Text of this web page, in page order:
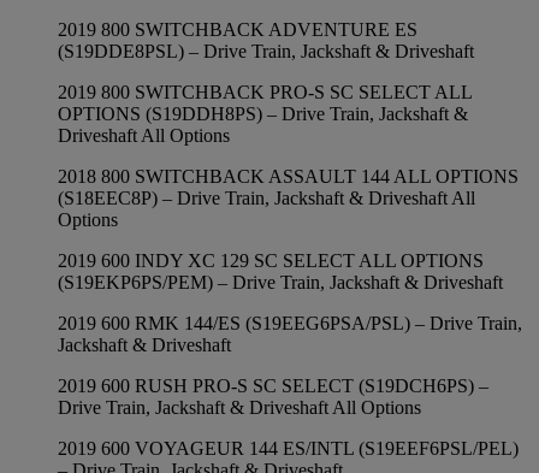
2019 800 SWITCHBACK ADVENTURE ES
(S19DDE8PSL) – Drive Train, Jackshaft & Driveshaft
2019 800 SWITCHBACK PRO-S SC SELECT ALL
OPTIONS (S19DDH8PS) – Drive Train, Jackshaft &
Driveshaft All Options
2018 800 SWITCHBACK ASSAULT 144 ALL OPTIONS
(S18EEC8P) – Drive Train, Jackshaft & Driveshaft All
Options
2019 600 INDY XC 129 SC SELECT ALL OPTIONS
(S19EKP6PS/PEM) – Drive Train, Jackshaft & Driveshaft
2019 600 RMK 144/ES (S19EEG6PSA/PSL) – Drive Train,
Jackshaft & Driveshaft
2019 600 RUSH PRO-S SC SELECT (S19DCH6PS) –
Drive Train, Jackshaft & Driveshaft All Options
2019 600 VOYAGEUR 144 ES/INTL (S19EEF6PSL/PEL)